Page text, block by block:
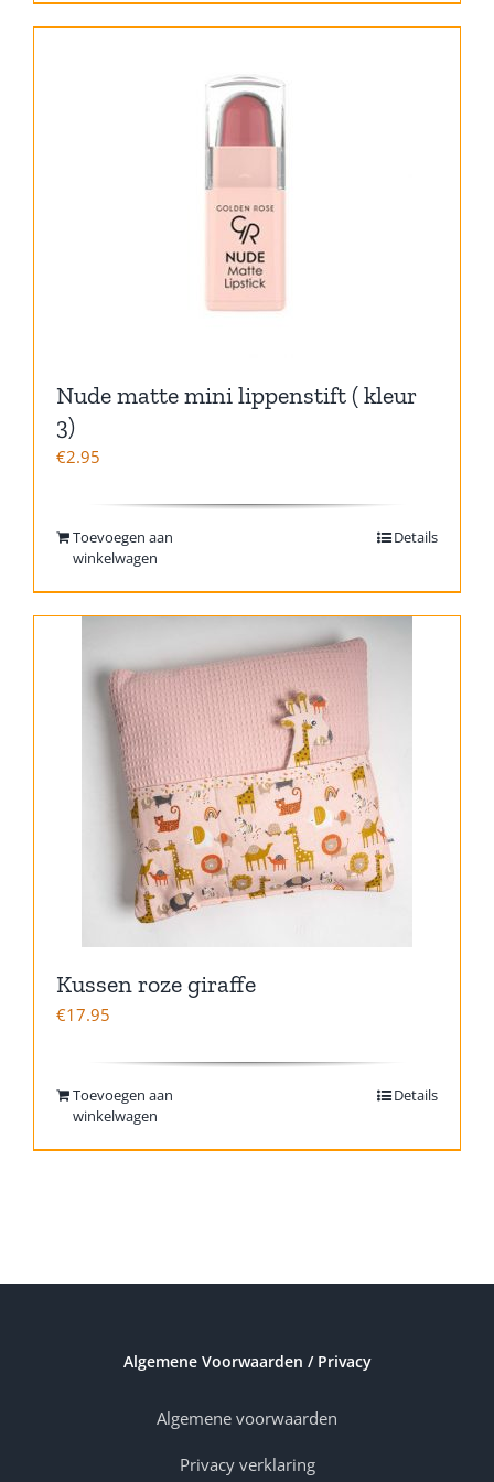
Nude matte mini lippenstift ( kleur
3)
€2.95
Toevoegen aan
winkelwagen
Details
Kussen roze giraffe
€17.95
Toevoegen aan
winkelwagen
Details
Algemene Voorwaarden / Privacy
Algemene voorwaarden
Privacy verklaring